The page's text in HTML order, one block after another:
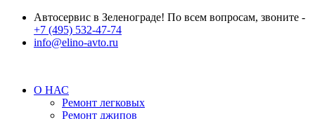
Автосервис в Зеленограде! По всем вопросам, звоните -
+7 (495) 532-47-74
info@elino-avto.ru
О НАС
Ремонт легковых
Ремонт джипов